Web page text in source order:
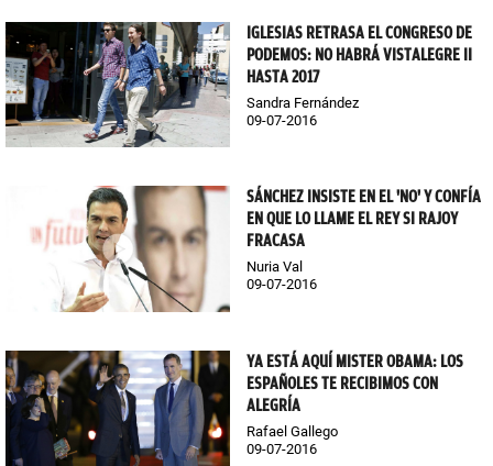
IGLESIAS RETRASA EL CONGRESO DE
PODEMOS: NO HABRÁ VISTALEGRE II
HASTA 2017
Sandra Fernández
09-07-2016
SÁNCHEZ INSISTE EN EL 'NO' Y CONFÍA
EN QUE LO LLAME EL REY SI RAJOY
FRACASA
Nuria Val
09-07-2016
YA ESTÁ AQUÍ MISTER OBAMA: LOS
ESPAÑOLES TE RECIBIMOS CON
ALEGRÍA
Rafael Gallego
09-07-2016